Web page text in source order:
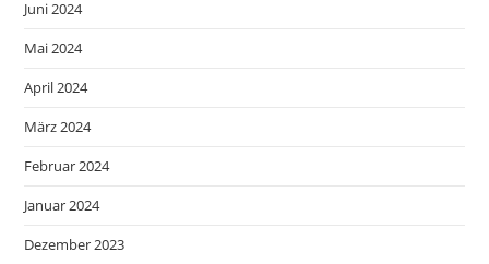
Juni 2024
Mai 2024
April 2024
März 2024
Februar 2024
Januar 2024
Dezember 2023